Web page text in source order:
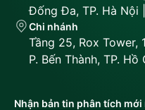
Đống Đa, TP. Hà Nội
Chi nhánh
Tầng 25, Rox Tower,
P. Bến Thành, TP. Hồ
Nhận bản tin phân tích mới